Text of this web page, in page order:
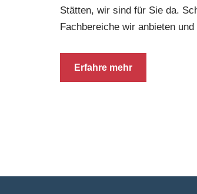
Stätten, wir sind für Sie da.
Fachbereiche wir anbieten
Erfahre mehr